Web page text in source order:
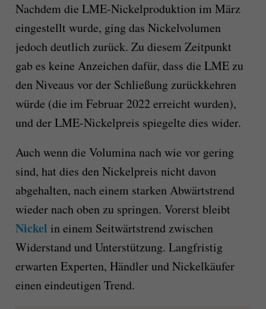
Nachdem die LME-Nickelproduktion im März
eingestellt wurde, ging das Nickelvolumen
jedoch deutlich zurück. Zu diesem Zeitpunkt
gab es keine Anzeichen dafür, dass die LME zu
den Niveaus vor der Schließung zurückkehren
würde (die im Februar 2022 erreicht wurden),
und der LME-Nickelpreis spiegelte dies wider.
Auch wenn die Volumina nach wie vor gering
sind, hat dies den Nickelpreis nicht davon
abgehalten, nach einem starken Abwärtstrend
wieder nach oben zu springen. Vorerst bleibt
Nickel in einem Seitwärtstrend zwischen
Widerstand und Unterstützung. Langfristig
erwarten Experten, Händler und Nickelkäufer
einen eindeutigen Trend.